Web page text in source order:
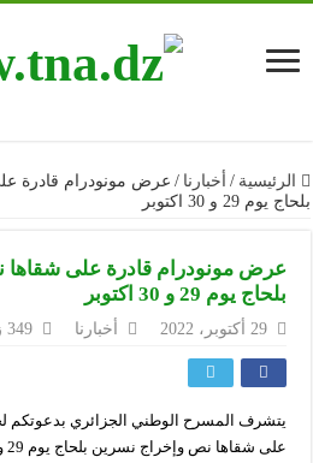
الرئيسية / أخبارنا / عرض مونودرام قادرة
بلحاج يوم 29 و 30 اكتوبر
عرض مونودرام قادرة على
بلحاج يوم 29 و 30 اكتوبر
29 أكتوبر، 2022 أخبارنا 349 زيارة
يتشرف المسرح الوطني الجزائري بدعوتكم